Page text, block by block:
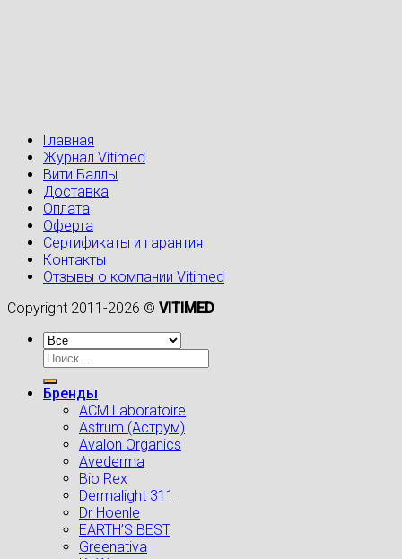
Главная
Журнал Vitimed
Вити Баллы
Доставка
Оплата
Оферта
Сертификаты и гарантия
Контакты
Отзывы о компании Vitimed
Copyright 2011-2026 © VITIMED
Искать:
Бренды
ACM Laboratoire
Astrum (Аструм)
Avalon Organics
Avederma
Bio Rex
Dermalight 311
Dr Hoenle
EARTH’S BEST
Greenativa